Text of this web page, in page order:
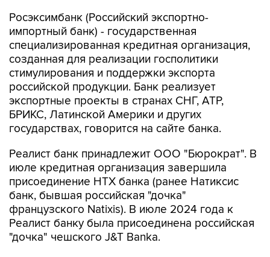
Росэксимбанк (Российский экспортно-
импортный банк) - государственная
специализированная кредитная организация,
созданная для реализации госполитики
стимулирования и поддержки экспорта
российской продукции. Банк реализует
экспортные проекты в странах СНГ, АТР,
БРИКС, Латинской Америки и других
государствах, говорится на сайте банка.
Реалист банк принадлежит ООО "Бюрократ". В
июле кредитная организация завершила
присоединение НТХ банка (ранее Натиксис
банк, бывшая российская "дочка"
французского Natixis). В июле 2024 года к
Реалист банку была присоединена российская
"дочка" чешского J&T Banka.